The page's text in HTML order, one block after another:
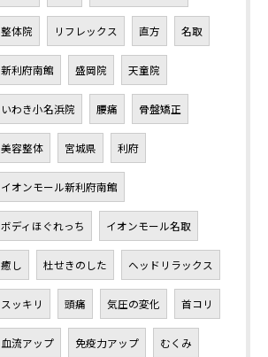
整体院 リフレックス 直方 名取
新利府南館 盛岡院 天童院
いわき小名浜院 腰痛 骨盤矯正
美容整体 宮城県 利府
イオンモール新利府南館
ボディほぐれっち イオンモール名取
癒し 杜せきのした ヘッドリラックス
スッキリ 頭痛 気圧の変化 首コリ
血流アップ 免疫力アップ むくみ